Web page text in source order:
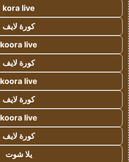
kora live
كورة لايف
koora live
كورة لايف
koora live
كورة لايف
koora live
كورة لايف
يلا شوت